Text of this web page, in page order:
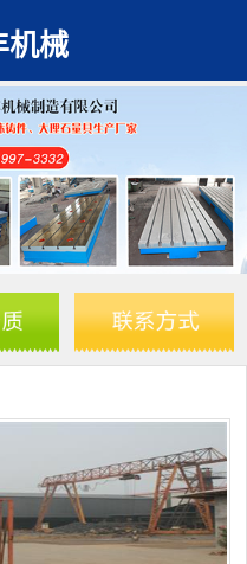
机械